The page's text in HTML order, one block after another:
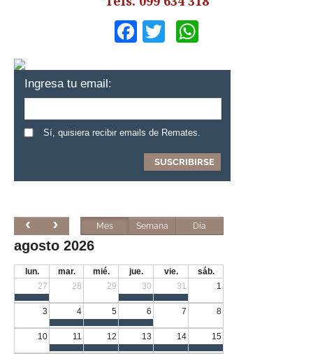
Facebook
Twitter
Ingresa tu email:
Sí, quisiera recibir emails de Remates.
Mes Semana Día
agosto 2026
lun. mar. mié. jue. vie.
sáb.
27
28 29 30 31 1
3 4 5 6 7 8
10 11 12 13 14 15